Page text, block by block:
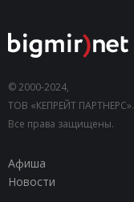
© 2000-2024,
ТОВ «КЕПРЕЙТ ПАРТНЕРС».
Все права защищены.
Афиша
Новости